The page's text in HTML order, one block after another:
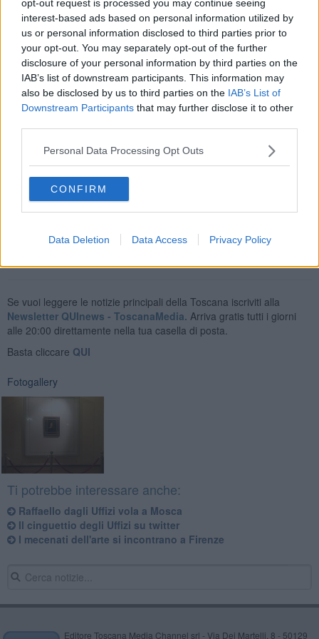
opt-out request is processed you may continue seeing
interest-based ads based on personal information utilized by
us or personal information disclosed to third parties prior to
your opt-out. You may separately opt-out of the further
disclosure of your personal information by third parties on the
IAB’s list of downstream participants. This information may
also be disclosed by us to third parties on the IAB’s List of
Downstream Participants that may further disclose it to other
Personal Data Processing Opt Outs
CONFIRM
Data Deletion Data Access Privacy Policy
scrittori e poeti di tempi più recenti.
La curatela della mostra è stata affidata, per la parte italiana, a
Marzia Faietti, curatrice del Gabinetto dei Disegni e delle Stampe
delle Gallerie degli Uffizi, e per la parte russa a Victoria Markova,
curatrice di pittura italiana al Museo Puškin, sotto la direzione
scientifica del Direttore delle Gallerie degli Uffizi, Eike Schmidt.
L'esposizione di caratterizza per l’interdisciplinarità
, segnata dal
confronto diretto tra l’Opera di Raffaello e quella di autorevoli
rappresentanti della Poesia e della Letteratura, sia italiana che
russa. Il percorso è accompagnato da autori come Vasari,
Se vuoi leggere le notizie principali della Toscana iscriviti alla
Newsletter QUInews - ToscanaMedia. Arriva gratis tutti i giorni
alle 20:00 direttamente nella tua casella di posta.
Basta cliccare QUI
Fotogallery
Ti potrebbe interessare anche:
Raffaello dagli Uffizi vola a Mosca
Il cinguettio degli Uffizi su twitter
I mecenati dell'arte si incontrano a Firenze
Editore Toscana Media Channel srl - Via Dei Martelli, 8 - 50129